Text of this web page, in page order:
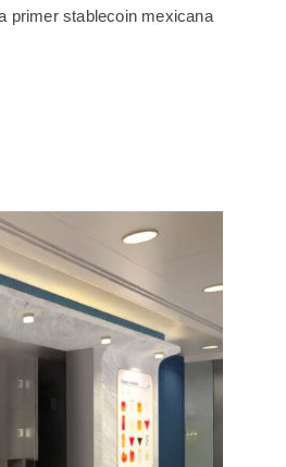
primer stablecoin mexicana